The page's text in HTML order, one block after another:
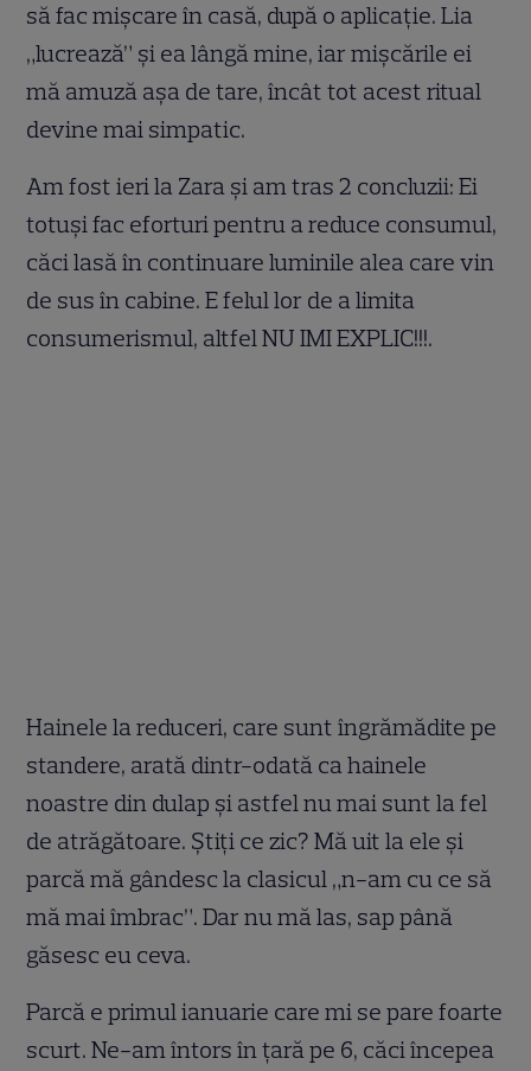
să fac mișcare în casă, după o aplicație. Lia
„lucrează” și ea lângă mine, iar mișcările ei
mă amuză așa de tare, încât tot acest ritual
devine mai simpatic.
Am fost ieri la Zara și am tras 2 concluzii: Ei
totuși fac eforturi pentru a reduce consumul,
căci lasă în continuare luminile alea care vin
de sus în cabine. E felul lor de a limita
consumerismul, altfel NU IMI EXPLIC!!!.
Hainele la reduceri, care sunt îngrămădite pe
standere, arată dintr-odată ca hainele
noastre din dulap și astfel nu mai sunt la fel
de atrăgătoare. Știți ce zic? Mă uit la ele și
parcă mă gândesc la clasicul „n-am cu ce să
mă mai îmbrac”. Dar nu mă las, sap până
găsesc eu ceva.
Parcă e primul ianuarie care mi se pare foarte
scurt. Ne-am întors în țară pe 6, căci începea